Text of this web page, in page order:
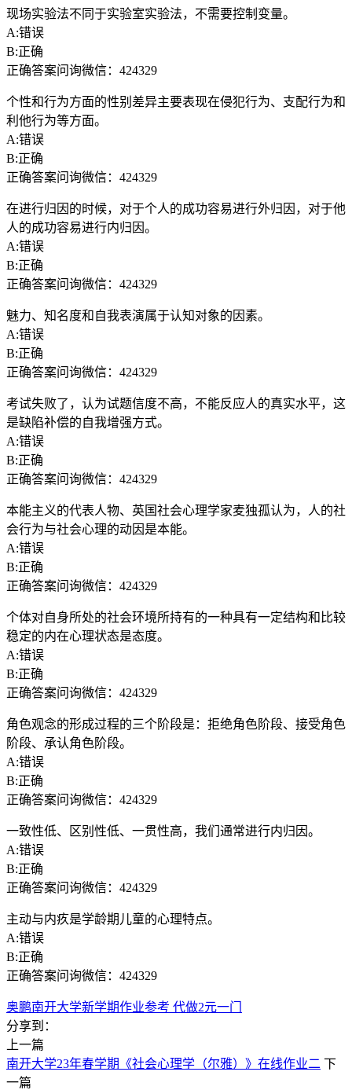
现场实验法不同于实验室实验法，不需要控制变量。
A:错误
B:正确
正确答案问询微信：424329
个性和行为方面的性别差异主要表现在侵犯行为、支配行为和
利他行为等方面。
A:错误
B:正确
正确答案问询微信：424329
在进行归因的时候，对于个人的成功容易进行外归因，对于他
人的成功容易进行内归因。
A:错误
B:正确
正确答案问询微信：424329
魅力、知名度和自我表演属于认知对象的因素。
A:错误
B:正确
正确答案问询微信：424329
考试失败了，认为试题信度不高，不能反应人的真实水平，这
是缺陷补偿的自我增强方式。
A:错误
B:正确
正确答案问询微信：424329
本能主义的代表人物、英国社会心理学家麦独孤认为，人的社
会行为与社会心理的动因是本能。
A:错误
B:正确
正确答案问询微信：424329
个体对自身所处的社会环境所持有的一种具有一定结构和比较
稳定的内在心理状态是态度。
A:错误
B:正确
正确答案问询微信：424329
角色观念的形成过程的三个阶段是：拒绝角色阶段、接受角色
阶段、承认角色阶段。
A:错误
B:正确
正确答案问询微信：424329
一致性低、区别性低、一贯性高，我们通常进行内归因。
A:错误
B:正确
正确答案问询微信：424329
主动与内疚是学龄期儿童的心理特点。
A:错误
B:正确
正确答案问询微信：424329
奥鹏南开大学新学期作业参考 代做2元一门
分享到：
上一篇
南开大学23年春学期《社会心理学（尔雅）》在线作业二 下
一篇